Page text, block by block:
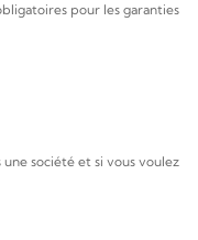
pour les garanties
société et si vous voulez